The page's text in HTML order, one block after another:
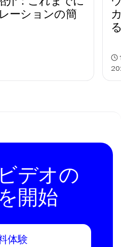
ーションの簡
デオの
開始
体験